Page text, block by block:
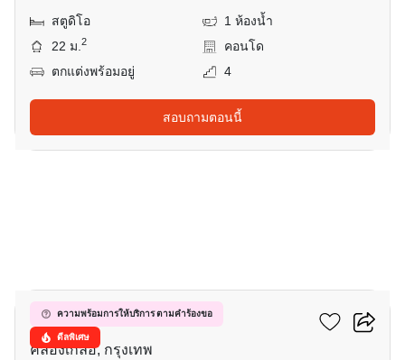
สตูดิโอ
1 ห้องน้ำ
22 ม.2
คอนโด
ตกแต่งพร้อมอยู่
4
สอบถามตอนนี้
ความพร้อมการให้บริการ ตามคำร้องขอ
ดีลพิเศษ
แอทโมซ แจ้งวัฒนะ
คลองเกลือ, กรุงเทพ